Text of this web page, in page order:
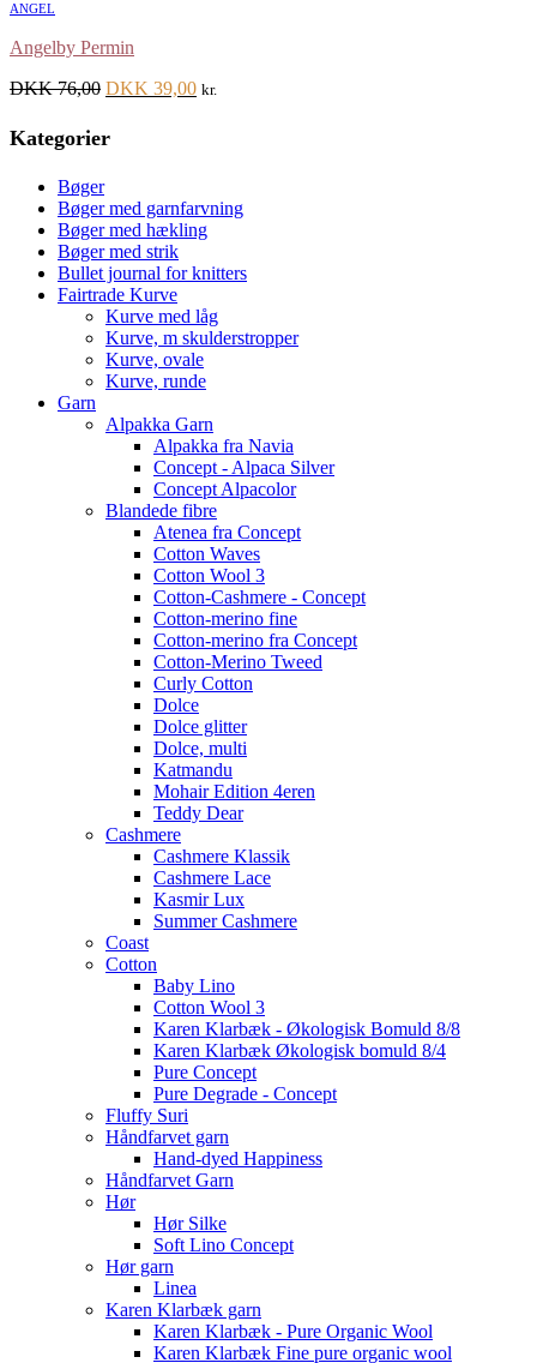
ANGEL
Angelby Permin
DKK76,00 DKK 39,00 kr.
Kategorier
Bøger
Bøger med garnfarvning
Bøger med hækling
Bøger med strik
Bullet journal for knitters
Fairtrade Kurve
Kurve med låg
Kurve, m skulderstropper
Kurve, ovale
Kurve, runde
Garn
Alpakka Garn
Alpakka fra Navia
Concept - Alpaca Silver
Concept Alpacolor
Blandede fibre
Atenea fra Concept
Cotton Waves
Cotton Wool 3
Cotton-Cashmere - Concept
Cotton-merino fine
Cotton-merino fra Concept
Cotton-Merino Tweed
Curly Cotton
Dolce
Dolce glitter
Dolce, multi
Katmandu
Mohair Edition 4eren
Teddy Dear
Cashmere
Cashmere Klassik
Cashmere Lace
Kasmir Lux
Summer Cashmere
Coast
Cotton
Baby Lino
Cotton Wool 3
Karen Klarbæk - Økologisk Bomuld 8/8
Karen Klarbæk Økologisk bomuld 8/4
Pure Concept
Pure Degrade - Concept
Fluffy Suri
Håndfarvet garn
Hand-dyed Happiness
Håndfarvet Garn
Hør
Hør Silke
Soft Lino Concept
Hør garn
Linea
Karen Klarbæk garn
Karen Klarbæk - Pure Organic Wool
Karen Klarbæk Fine pure organic wool